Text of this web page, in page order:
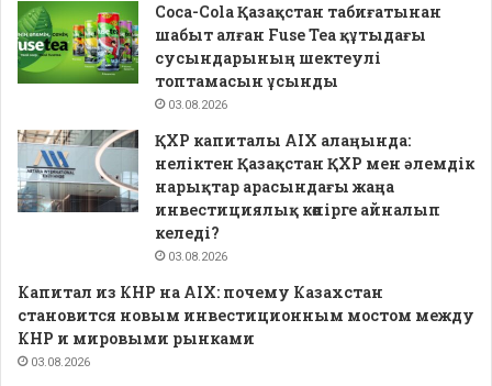
Coca-Cola Қазақстан табиғатынан
шабыт алған Fuse Tea құтыдағы
сусындарының шектеулі
топтамасын ұсынды
03.08.2026
ҚХР капиталы AIX алаңында:
неліктен Қазақстан ҚХР мен әлемдік
нарықтар арасындағы жаңа
инвестициялық көпірге айналып
келеді?
03.08.2026
Капитал из КНР на AIX: почему Казахстан
становится новым инвестиционным мостом между
КНР и мировыми рынками
03.08.2026